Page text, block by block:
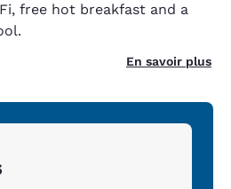
free hot breakfast and a
En savoir plus